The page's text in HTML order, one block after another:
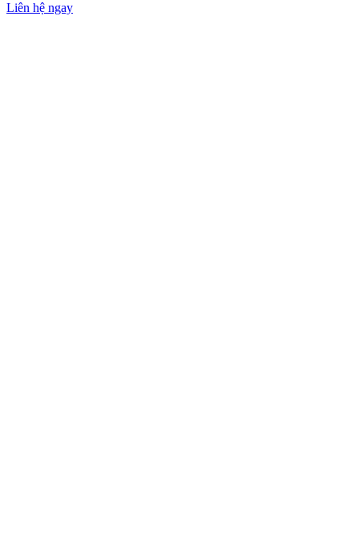
Liên hệ ngay